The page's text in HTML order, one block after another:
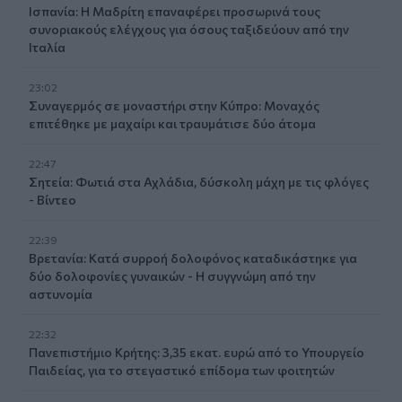
Ισπανία: Η Μαδρίτη επαναφέρει προσωρινά τους
συνοριακούς ελέγχους για όσους ταξιδεύουν από την
Ιταλία
23:02
Συναγερμός σε μοναστήρι στην Κύπρο: Μοναχός
επιτέθηκε με μαχαίρι και τραυμάτισε δύο άτομα
22:47
Σητεία: Φωτιά στα Αχλάδια, δύσκολη μάχη με τις φλόγες
- Βίντεο
22:39
Βρετανία: Κατά συρροή δολοφόνος καταδικάστηκε για
δύο δολοφονίες γυναικών - Η συγγνώμη από την
αστυνομία
22:32
Πανεπιστήμιο Κρήτης: 3,35 εκατ. ευρώ από το Υπουργείο
Παιδείας, για το στεγαστικό επίδομα των φοιτητών